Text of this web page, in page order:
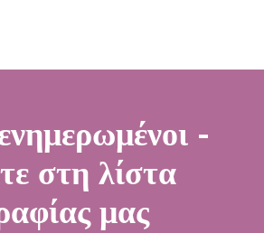
-
στη λίστα
μας